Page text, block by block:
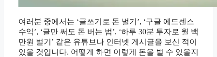
여러분 중에서는 ‘글쓰기로 돈 벌기’, ‘구글 에드센스
수익’, ‘글만 써도 돈 버는 법’, ‘하루 30분 투자로 월 백
만원 벌기’ 같은 유튜브나 인터넷 게시글을 보신 적이
있을 것입니다. 어떻게 하면 이렇게 돈을 벌 수 있을지